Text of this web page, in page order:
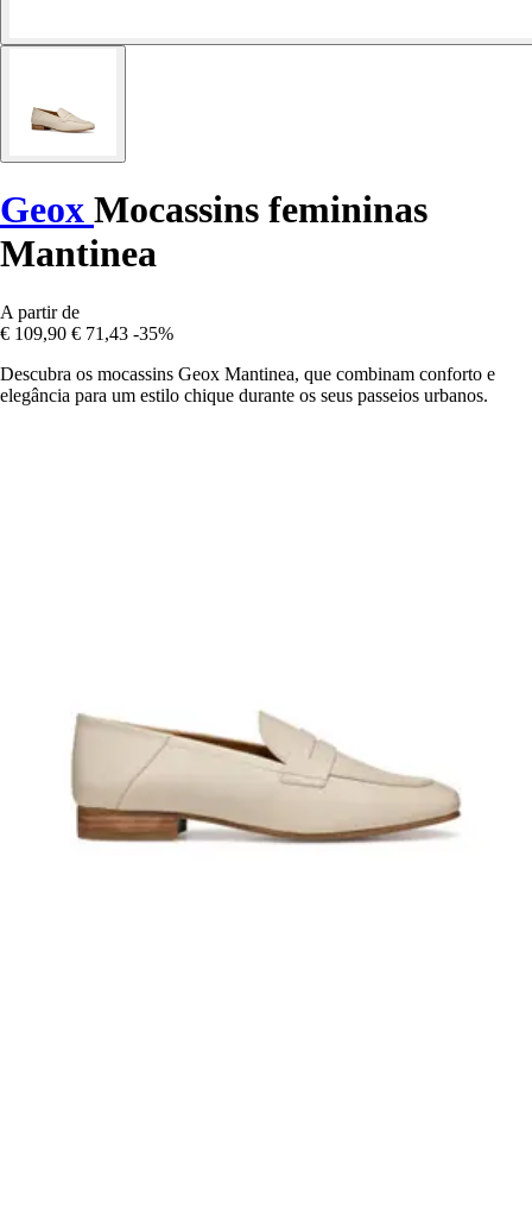
Geox Mocassins femininas
Mantinea
A partir de
€ 109,90 € 71,43 -35%
Descubra os mocassins Geox Mantinea, que combinam conforto e
elegância para um estilo chique durante os seus passeios urbanos.